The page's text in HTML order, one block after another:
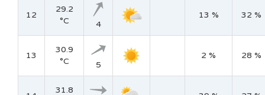
12
29.2
°C
4
13 % 32 %
13
30.9
°C
5
2 % 28 %
31.8